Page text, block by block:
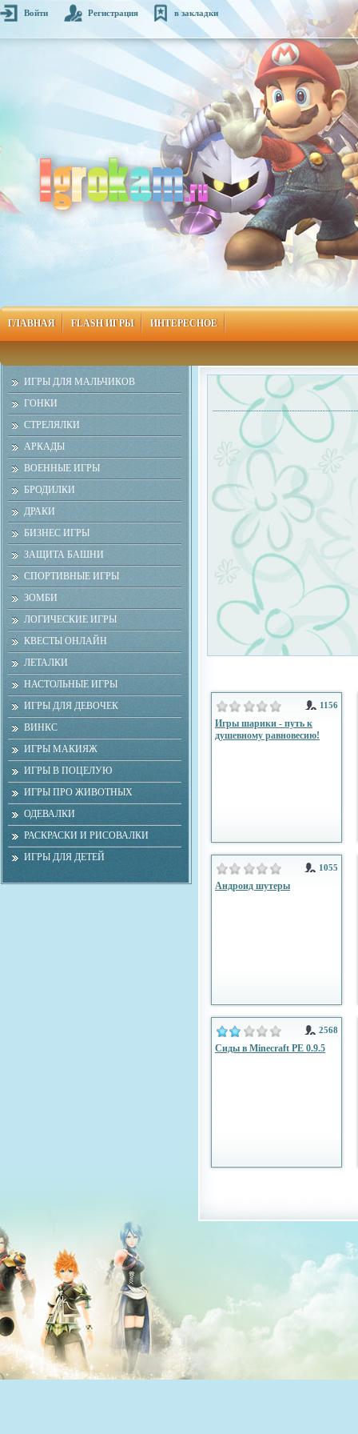
Войти Регистрация в закладки
ГЛАВНАЯ FLASH ИГРЫ ИНТЕРЕСНОЕ
ИГРЫ ДЛЯ МАЛЬЧИКОВ
ГОНКИ
СТРЕЛЯЛКИ
АРКАДЫ
ВОЕННЫЕ ИГРЫ
БРОДИЛКИ
ДРАКИ
БИЗНЕС ИГРЫ
ЗАЩИТА БАШНИ
СПОРТИВНЫЕ ИГРЫ
ЗОМБИ
ЛОГИЧЕСКИЕ ИГРЫ
КВЕСТЫ ОНЛАЙН
ЛЕТАЛКИ
НАСТОЛЬНЫЕ ИГРЫ
ИГРЫ ДЛЯ ДЕВОЧЕК
ВИНКС
ИГРЫ МАКИЯЖ
ИГРЫ В ПОЦЕЛУЮ
ИГРЫ ПРО ЖИВОТНЫХ
ОДЕВАЛКИ
РАСКРАСКИ И РИСОВАЛКИ
ИГРЫ ДЛЯ ДЕТЕЙ
1156
Игры шарики - путь к
душевному равновесию!
1055
Андроид шутеры
2568
Сиды в Minecraft PE 0.9.5